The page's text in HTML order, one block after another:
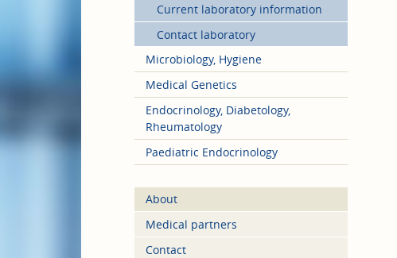
Current laboratory information
Contact laboratory
Microbiology, Hygiene
Medical Genetics
Endocrinology, Diabetology,
Rheumatology
Paediatric Endocrinology
About
Medical partners
Contact